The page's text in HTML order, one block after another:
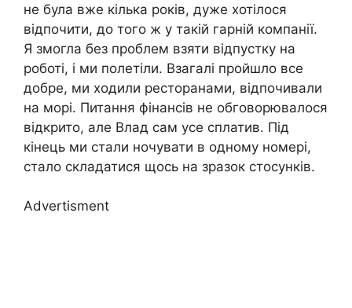
не була вже кілька років, дуже хотілося
відпочити, до того ж у такій гарній компанії.
Я змогла без проблем взяти відпустку на
роботі, і ми полетіли. Взагалі пройшло все
добре, ми ходили ресторанами, відпочивали
на морі. Питання фінансів не обговорювалося
відкрито, але Влад сам усе сплатив. Під
кінець ми стали ночувати в одному номері,
стало складатися щось на зразок стосунків.
Advertisment